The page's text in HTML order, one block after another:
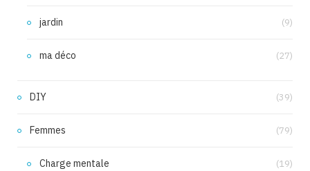
jardin (9)
ma déco (27)
DIY (39)
Femmes (79)
Charge mentale (19)